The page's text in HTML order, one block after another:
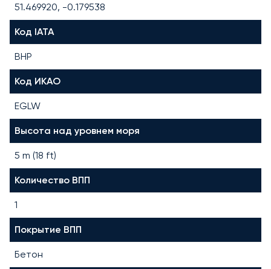
51.469920, -0.179538
Код IATA
BHP
Код ИКАО
EGLW
Высота над уровнем моря
5 m (18 ft)
Количество ВПП
1
Покрытие ВПП
Бетон